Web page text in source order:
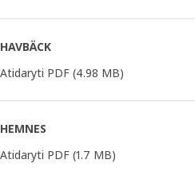
HAVBÄCK
Atidaryti PDF (4.98 MB)
HEMNES
Atidaryti PDF (1.7 MB)